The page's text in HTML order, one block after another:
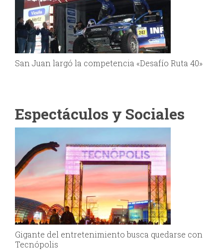
San Juan largó la competencia «Desafío Ruta 40»
Espectáculos y Sociales
Gigante del entretenimiento busca quedarse con
Tecnópolis